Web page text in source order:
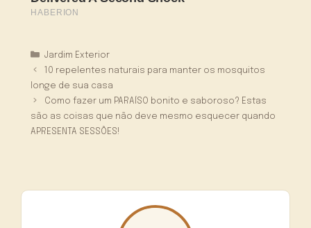
Categorias
Jardim Exterior
10 repelentes naturais para manter os mosquitos
longe de sua casa
Como fazer um PARAÍSO bonito e saboroso? Estas
são as coisas que não deve mesmo esquecer quando
APRESENTA SESSÕES!